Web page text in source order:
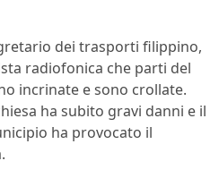
dei trasporti filippino,
radiofonica che parti del
incrinate e sono crollate.
ha subito gravi danni e il
ha provocato il